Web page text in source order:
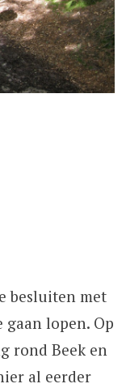
besluiten met
gaan lopen. Op
rond Beek en
al eerder